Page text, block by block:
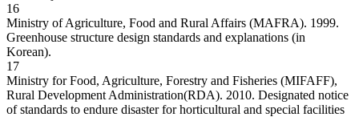
16
Ministry of Agriculture, Food and Rural Affairs (MAFRA). 1999.
Greenhouse structure design standards and explanations (in
Korean).
17
Ministry for Food, Agriculture, Forestry and Fisheries (MIFAFF),
Rural Development Administration(RDA). 2010. Designated notice
of standards to endure disaster for horticultural and special facilities